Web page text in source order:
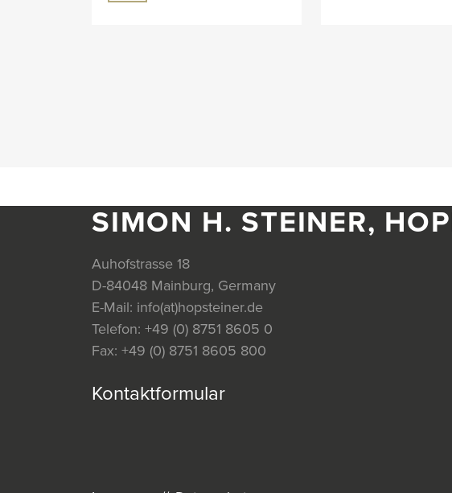
SIMON H. STEINER,
Auhofstrasse 18
D-84048 Mainburg, Germany
E-Mail: info(at)hopsteiner.de
Telefon: +49 (0) 8751 8605 0
Fax: +49 (0) 8751 8605 800
Kontaktformular